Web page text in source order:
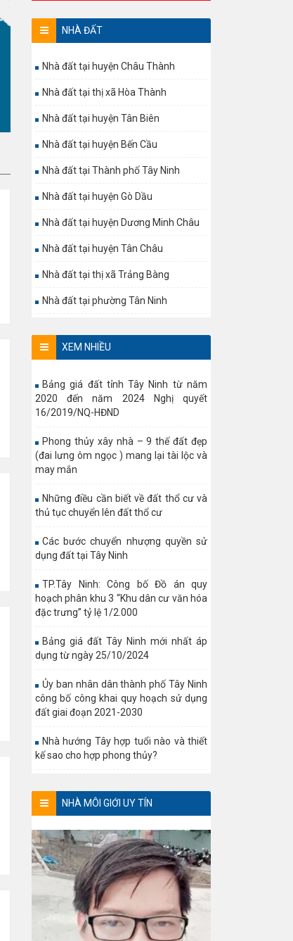
NHÀ ĐẤT
Nhà đất tại huyện Châu Thành
Nhà đất tại thị xã Hòa Thành
Nhà đất tại huyện Tân Biên
Nhà đất tại huyện Bến Cầu
Nhà đất tại Thành phố Tây Ninh
Nhà đất tại huyện Gò Dầu
Nhà đất tại huyện Dương Minh Châu
Nhà đất tại huyện Tân Châu
Nhà đất tại thị xã Trảng Bàng
Nhà đất tại phường Tân Ninh
XEM NHIỀU
Bảng giá đất tỉnh Tây Ninh từ năm
2020 đến năm 2024 Nghị quyết
16/2019/NQ-HĐND
Phong thủy xây nhà – 9 thế đất đẹp
(đai lưng ôm ngọc ) mang lại tài lộc và
may mắn
Những điều cần biết về đất thổ cư và
thủ tục chuyển lên đất thổ cư
Các bước chuyển nhượng quyền sử
dụng đất tại Tây Ninh
TP.Tây Ninh: Công bố Đồ án quy
hoạch phân khu 3 “Khu dân cư văn hóa
đặc trưng” tỷ lệ 1/2.000
Bảng giá đất Tây Ninh mới nhất áp
dụng từ ngày 25/10/2024
Ủy ban nhân dân thành phố Tây Ninh
công bố công khai quy hoạch sử dụng
đất giai đoạn 2021-2030
Nhà hướng Tây hợp tuổi nào và thiết
kế sao cho hợp phong thủy?
NHÀ MÔI GIỚI UY TÍN